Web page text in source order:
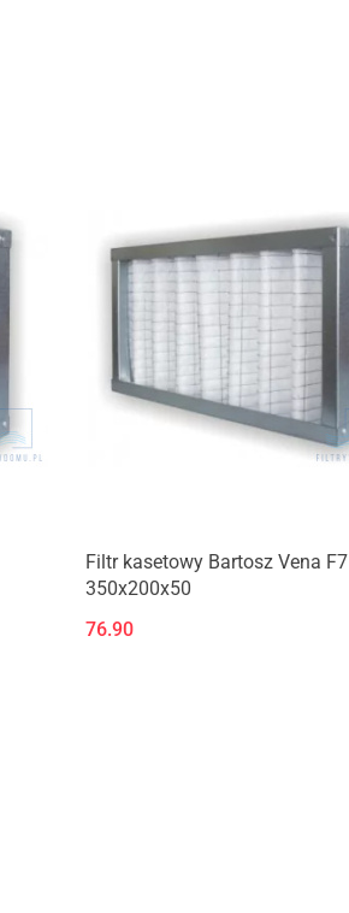
Produkt niedostępny
Filtr kasetowy Bartosz Vena F7
350x200x50
76.90